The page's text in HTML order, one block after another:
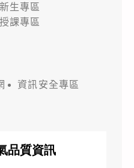
新生專區
課專區
資訊安全專區